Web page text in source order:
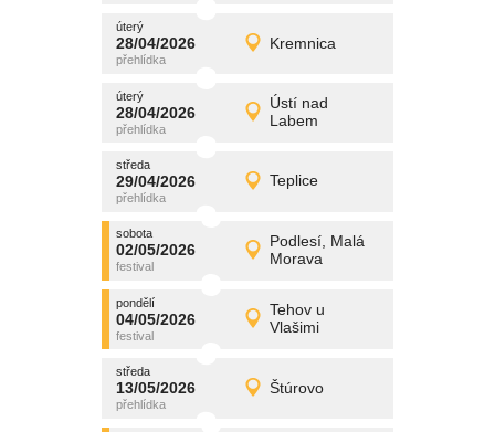
úterý
28/04/2026 Kremnica
úterý
28/04/2026 Detail
promítání
úterý
28/04/2026
Ústí nad
Labem
úterý
28/04/2026 Detail
promítání
středa
29/04/2026 Teplice
středa
29/04/2026 Detail
promítání
sobota
02/05/2026
Podlesí, Malá
Morava
sobota
02/05/2026 Detail
promítání
pondělí
04/05/2026
Tehov u
Vlašimi
pondělí
04/05/2026 Detail
promítání
středa
13/05/2026 Štúrovo
středa
13/05/2026 Detail
promítání